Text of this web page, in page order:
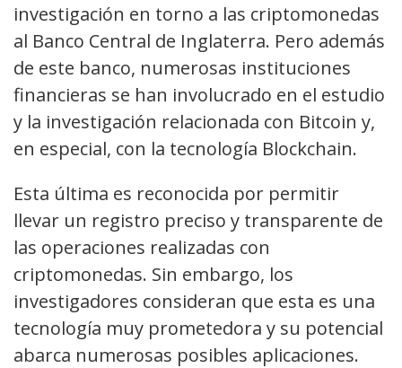
investigación en torno a las criptomonedas
al Banco Central de Inglaterra. Pero además
de este banco, numerosas instituciones
financieras se han involucrado en el estudio
y la investigación relacionada con Bitcoin y,
en especial, con la tecnología Blockchain.
Esta última es reconocida por permitir
llevar un registro preciso y transparente de
las operaciones realizadas con
criptomonedas. Sin embargo, los
investigadores consideran que esta es una
tecnología muy prometedora y su potencial
abarca numerosas posibles aplicaciones.